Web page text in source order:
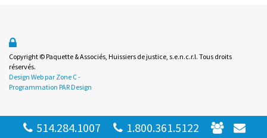
Copyright © Paquette & Associés, Huissiers de justice, s.e.n.c.r.l. Tous droits
réservés.
Design Web par Zone C -
Programmation PAR Design
514.284.1007 1.800.361.5122